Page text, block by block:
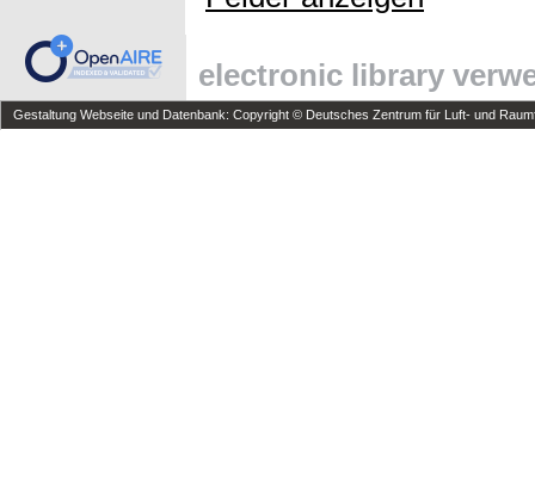
electronic library
Gestaltung Webseite und Datenbank: Copyright © Deutsches Zentrum für Luft- und